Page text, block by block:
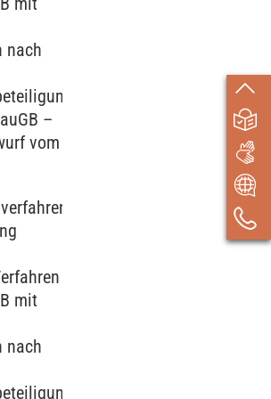
nach
–
vom
mit
nach